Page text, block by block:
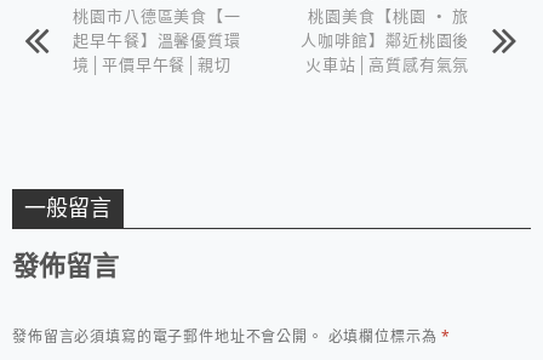
桃園市八德區美食【一
起早午餐】溫馨優質環
境│平價早午餐│親切
桃園美食【桃園 • 旅
人咖啡館】鄰近桃園後
火車站│高質感有氣氛
一般留言
發佈留言
發佈留言必須填寫的電子郵件地址不會公開。 必填欄位標示為*